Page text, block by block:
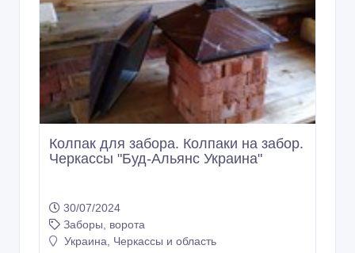
Колпак для забора. Колпаки на забор.
Черкассы "Буд-Альянс Украина"
30/07/2024
Заборы, ворота
Украина, Черкассы и область